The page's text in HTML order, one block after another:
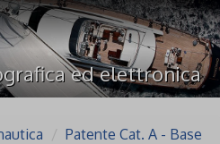
ed elettronica
Patente Cat. A - Base